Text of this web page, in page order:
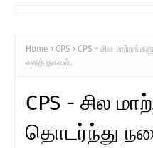
Home CPS
CPS - சில
எனத் தகவல்.
CPS - சில
தொடர்ந்து